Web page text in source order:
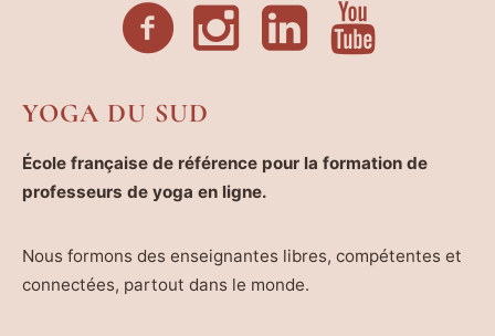
YOGA DU SUD
École française de référence pour la formation de
professeurs de yoga en ligne.
Nous formons des enseignantes libres, compétentes et
connectées, partout dans le monde.